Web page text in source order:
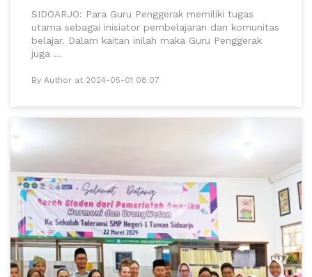
SIDOARJO: Para Guru Penggerak memiliki tugas
utama sebagai inisiator pembelajaran dan komunitas
belajar. Dalam kaitan inilah maka Guru Penggerak
juga ...
By Author at 2024-05-01 08:07